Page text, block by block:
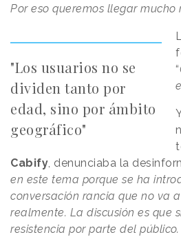
Por eso queremos llegar
"Los usuarios no se
dividen tanto por
edad, sino por ámbito
geográfico"
“
Cabify, denunciaba la
en este tema porque se ha
conversación rancia que no va
realmente. La discusión es que
resistencia por parte del